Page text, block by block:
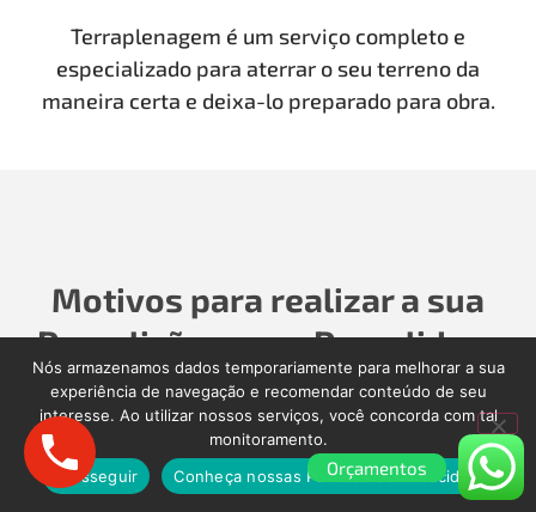
Terraplenagem é um serviço completo e
especializado para aterrar o seu terreno da
maneira certa e deixa-lo preparado para obra.
Motivos para realizar a sua
Demolição com a Demolidora
como Antigamente
Para realizar a sua Demolição, Limpeza Pós-Obra,
Limpeza Pós-enchente, é importante contratar
Orçamentos
Nós armazenamos dados temporariamente para melhorar a sua
experiência de navegação e recomendar conteúdo de seu
interesse. Ao utilizar nossos serviços, você concorda com tal
monitoramento.
Prosseguir
Conheça nossas Políticas de Privacidade.